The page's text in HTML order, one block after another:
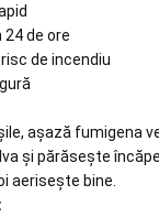
de ore
de incendiu
așază fumigena
și părăsește
aerisește bine.